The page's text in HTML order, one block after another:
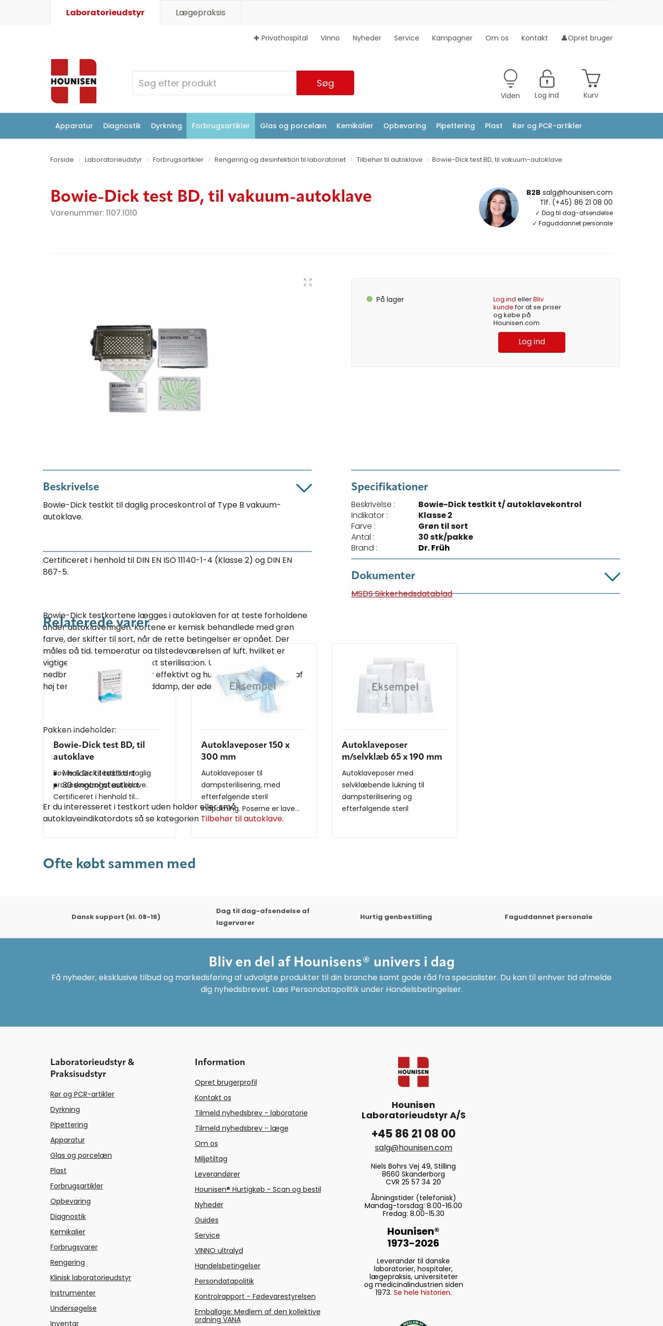
Laboratorieudstyr Lægepraksis
✚ Privathospital Vinno Nyheder Service Kampagner Om os Kontakt 👤Opret bruger
Søg
Viden Log ind Kurv
Apparatur Diagnostik Dyrkning Forbrugsartikler Glas og porcelæn Kemikalier Opbevaring Pipettering Plast Rør og PCR-artikler
Forside Laboratorieudstyr Forbrugsartikler Rengøring og desinfektion til laboratoriet Tilbehør til autoklave Bowie-Dick test BD, til vakuum-autoklave
Bowie-Dick test BD, til vakuum-autoklave
Varenummer: 1107.1010
B2B salg@hounisen.com
Tlf. (+45) 86 21 08 00
✓ Dag til dag-afsendelse
✓ Faguddannet personale
På lager Log ind ellerBliv
kundefor at se priser
og købe på
Hounisen.com
Log ind
Beskrivelse
Bowie-Dick testkit til daglig proceskontrol af Type B vakuum-
autoklave.
Certificeret i henhold til DIN EN ISO 11140-1-4 (Klasse 2) og DIN EN
867-5.
Bowie-Dick testkortene lægges i autoklaven for at teste forholdene
under autoklaveringen. Kortene er kemisk behandlede med grøn
farve, der skifter til sort, når de rette betingelser er opnået. Der
måles på tid, temperatur og tilstedeværelsen af luft, hvilket er
vigtige parametre for korrekt sterilisation. Under autoklavering
nedbrydes mikroorganismer effektivt og hurtigt i kombinationen af
høj temperatur, tryk og vanddamp, der ødelægger alle celler.
Pakken indeholder:
1 holder til testkort
30 engangstestkort
Er du interesseret i testkort uden holder eller små
autoklaveindikatordots så se kategorien Tilbehør til autoklave.
Specifikationer
Beskrivelse :
Bowie-Dick testkit t/ autoklavekontrol
Indikator :
Klasse 2
Farve :
Grøn til sort
Antal :
30 stk/pakke
Brand :
Dr. Früh
Dokumenter
MSDS Sikkerhedsdatablad
Relaterede varer
Bowie-Dick test BD, til
autoklave
Bowie & Dick testkit til daglig
proceskontrol af autoklave.
Certificeret i henhold til...
Autoklaveposer 150 x
300 mm
Autoklaveposer til
dampsterilisering, med
efterfølgende steril
indpakning. Poserne er lave...
Autoklaveposer
m/selvklæb 65 x 190 mm
Autoklaveposer med
selvklæbende lukning til
dampsterilisering og
efterfølgende steril
Ofte købt sammen med
Dansk support (kl. 08-16)
Dag til dag-afsendelse af
lagervarer
Hurtig genbestilling Faguddannet personale
Bliv en del af Hounisens® univers i dag
Få nyheder, eksklusive tilbud og markedsføring af udvalgte produkter til din branche samt gode råd fra specialister. Du kan til enhver tid afmelde
dig nyhedsbrevet. Læs Persondatapolitik under Handelsbetingelser.
Laboratorieudstyr &
Praksisudstyr
Rør og PCR-artikler
Dyrkning
Pipettering
Apparatur
Glas og porcelæn
Plast
Forbrugsartikler
Opbevaring
Diagnostik
Kemikalier
Forbrugsvarer
Rengøring
Klinisk laboratorieudstyr
Instrumenter
Undersøgelse
Inventar
Information
Opret brugerprofil
Kontakt os
Tilmeld nyhedsbrev - laboratorie
Tilmeld nyhedsbrev - læge
Om os
Miljøtiltag
Leverandører
Hounisen® Hurtigkøb - Scan og bestil
Nyheder
Guides
Service
VINNO ultralyd
Handelsbetingelser
Persondatapolitik
Kontrolrapport - Fødevarestyrelsen
Emballage: Medlem af den kollektive
ordning VANA
Hounisen
Laboratorieudstyr A/S
+45 86 21 08 00
salg@hounisen.com
Niels Bohrs Vej 49, Stilling
8660 Skanderborg
CVR 25 57 34 20
Åbningstider (telefonisk)
Mandag-torsdag: 8.00-16.00
Fredag: 8.00-15.30
Hounisen®
1973-2026
Leverandør til danske
laboratorier, hospitaler,
lægepraksis, universiteter
og medicinalindustrien siden
1973. Se hele historien.